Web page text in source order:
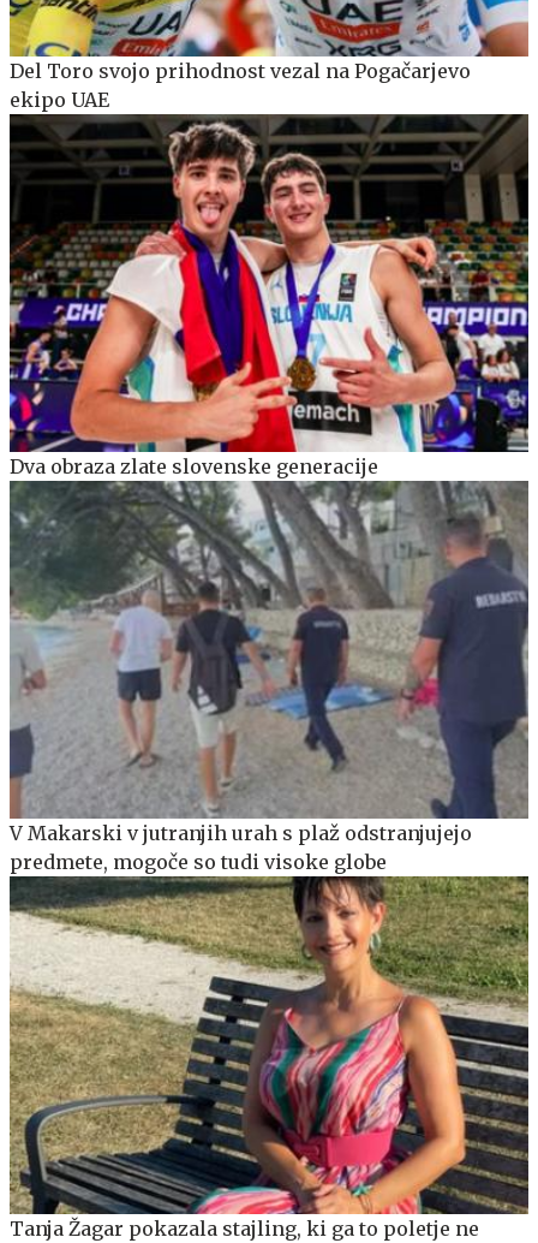
Del Toro svojo prihodnost vezal na Pogačarjevo
ekipo UAE
Dva obraza zlate slovenske generacije
V Makarski v jutranjih urah s plaž odstranjujejo
predmete, mogoče so tudi visoke globe
Tanja Žagar pokazala stajling, ki ga to poletje ne